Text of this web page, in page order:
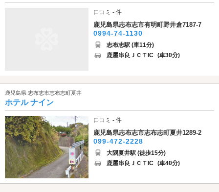
口コミ - 件
鹿児島県志布志市有明町野井倉7187-7
0994-74-1130
志布志駅 (車11分)
鹿屋串良ＪＣＴIC (車30分)
鹿児島県 志布志市志布志町夏井
ホテル ナイン
口コミ - 件
鹿児島県志布志市志布志町夏井1289-2
099-472-2228
大隅夏井駅 (徒歩15分)
鹿屋串良ＪＣＴIC (車40分)